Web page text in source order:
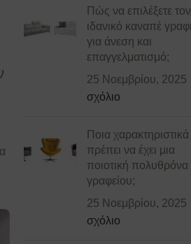
Πώς να επιλέξετε τον
ιδανικό καναπέ
για άνεση και
επαγγελματισμό;
25 Νοεμβρίου, 2025
σχόλιο
Ποια χαρακτηριστικά
πρέπει να έχει μια
ποιοτική πολυθρόνα
γραφείου;
25 Νοεμβρίου, 2025
σχόλιο